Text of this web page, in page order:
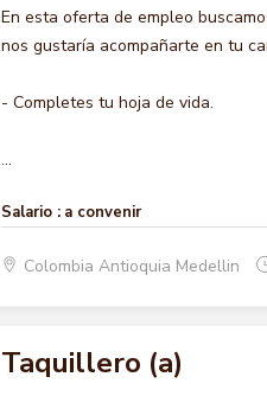
En esta oferta de empleo
nos gustaría acompañarte en tu
- Completes tu hoja de vida.
...
Salario : a convenir
Colombia Antioquia Medellin
Taquillero (a)